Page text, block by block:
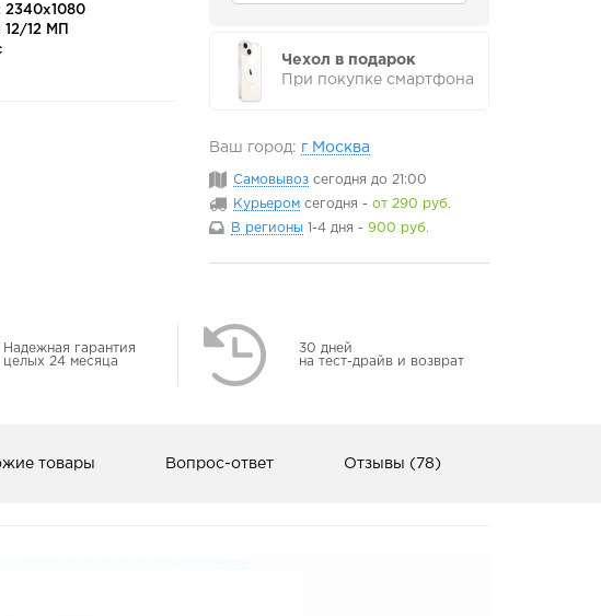
2340x1080
12 МП
Чехол в подарок
При покупке смартфона
Ваш город: г Москва
Самовывоз сегодня до 21:00
Курьером сегодня - от 290 руб.
В регионы 1-4 дня - 900 руб.
Надежная гарантия
целых 24 месяца
30 дней
на тест-драйв и возврат
товары Вопрос-ответ Отзывы (78)